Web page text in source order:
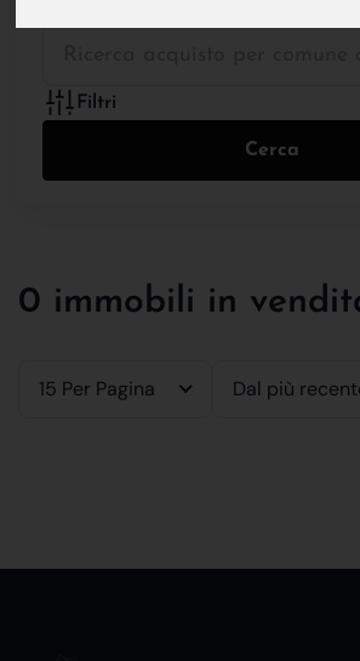
Filtri
Cerca
0 immobili in
15 Per Pagina Dal più